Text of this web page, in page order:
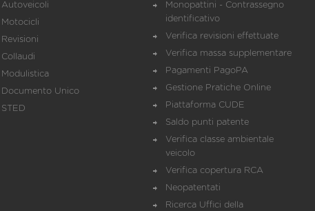
Autoveicoli
Motocicli
Revisioni
Collaudi
Modulistica
Documento Unico
STED
Monopattini - Contrassegno
identificativo
Verifica revisioni effettuate
Verifica massa supplementare
Pagamenti PagoPA
Gestione Pratiche Online
Piattaforma CUDE
Saldo punti patente
Verifica classe ambientale
veicolo
Verifica copertura RCA
Neopatentati
Ricerca Uffici della